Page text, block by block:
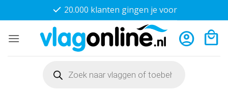
naar
20.000 klanten gingen je voor
zoeken